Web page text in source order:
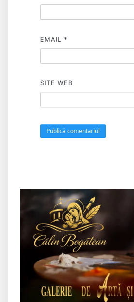
EMAIL *
SITE WEB